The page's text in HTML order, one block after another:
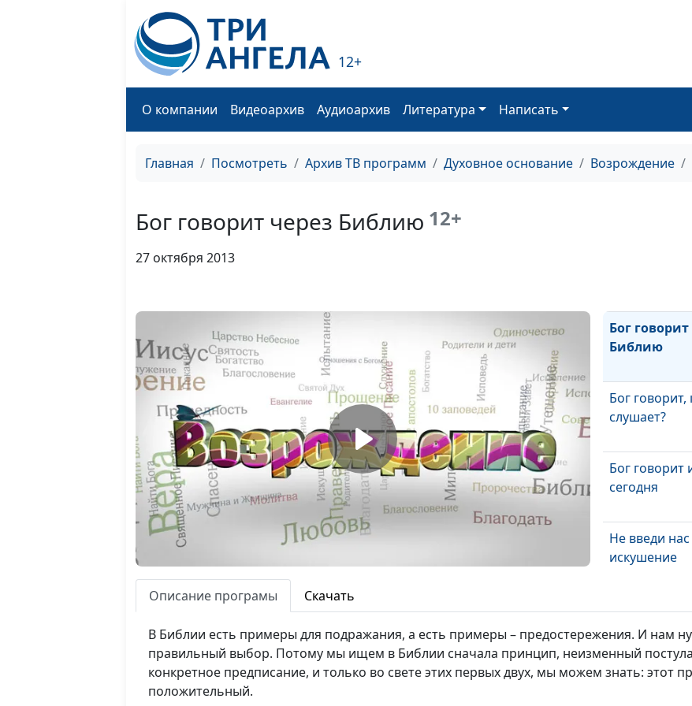
12+
О компании Видеоархив Аудиоархив Литература Написать
Главная Посмотреть Архив ТВ программ Духовное основание Возрождение
Бог говорит через Библию 12+
27 октября 2013
знамения
Бог
Библию
Бог говорит,
слушает?
Бог говорит
сегодня
Не введи
искушение
И прости
наши
Хлеб наш
Описание програмы Скачать
В Библии есть примеры для подражания, а есть примеры – предостережения. И нам
правильный выбор. Потому мы ищем в Библии сначала принцип, неизменный
конкретное предписание, и только во свете этих первых двух, мы можем знать: этот
положительный.